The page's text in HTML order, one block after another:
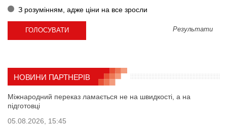
З розумінням, адже ціни на все зросли
Результати
НОВИНИ ПАРТНЕРІВ
Міжнародний переказ ламається не на швидкості, а на
підготовці
05.08.2026, 15:45